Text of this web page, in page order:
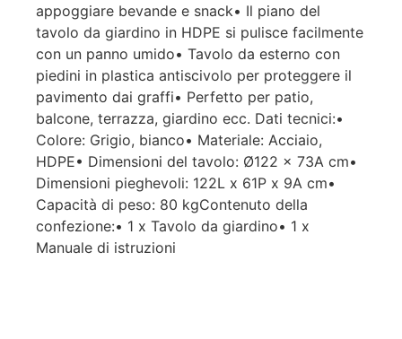
appoggiare bevande e snack• Il piano del
tavolo da giardino in HDPE si pulisce facilmente
con un panno umido• Tavolo da esterno con
piedini in plastica antiscivolo per proteggere il
pavimento dai graffi• Perfetto per patio,
balcone, terrazza, giardino ecc. Dati tecnici:•
Colore: Grigio, bianco• Materiale: Acciaio,
HDPE• Dimensioni del tavolo: Ø122 x 73A cm•
Dimensioni pieghevoli: 122L x 61P x 9A cm•
Capacità di peso: 80 kgContenuto della
confezione:• 1 x Tavolo da giardino• 1 x
Manuale di istruzioni